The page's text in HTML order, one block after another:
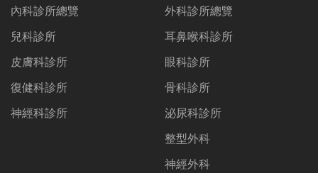
內科診所總覽
兒科診所
皮膚科診所
復健科診所
神經科診所
外科診所總覽
耳鼻喉科診所
眼科診所
骨科診所
泌尿科診所
整型外科
神經外科